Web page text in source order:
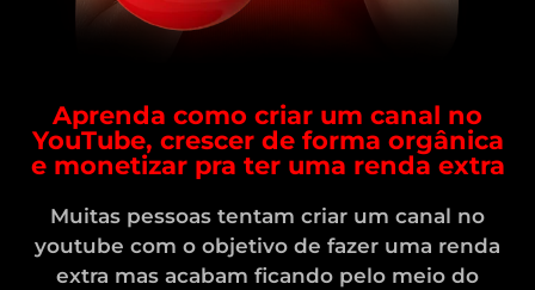
Aprenda como criar um canal no
YouTube, crescer de forma orgânica
e monetizar pra ter uma renda extra
Muitas pessoas tentam criar um canal no
youtube com o objetivo de fazer uma renda
extra mas acabam ficando pelo meio do